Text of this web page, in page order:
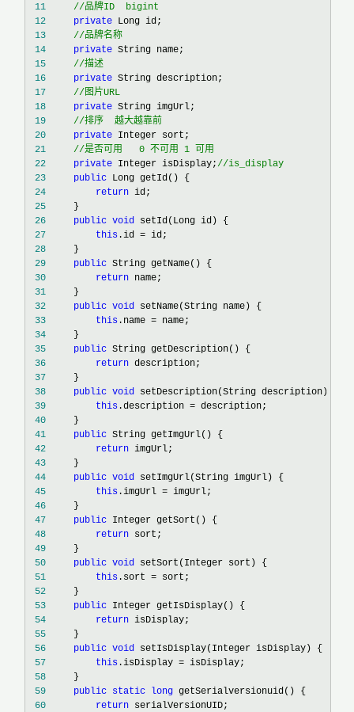
11 //品牌ID  bigint
12
private
13
//品牌名称
14
private
15
//描述
16
private
17
//图片URL
18
private
19
//排序  越大越靠前
20
private
21
//是否可用   0 不可用 1 可用
22
private Integer isDisplay; //is_display
23
public
24
return
25
26
public void
27
this .id =
28
29
public
30
return
31
32
public void
33
this .name =
34
35
public
36
return
37
38
public void
39
this .description =
40
41
public
42
return
43
44
public void
45
this .imgUrl =
46
47
public
48
return
49
50
public void
51
this .sort =
52
53
public
54
return
55
56
public void
57
this .isDisplay =
58
59
public static long
60
return